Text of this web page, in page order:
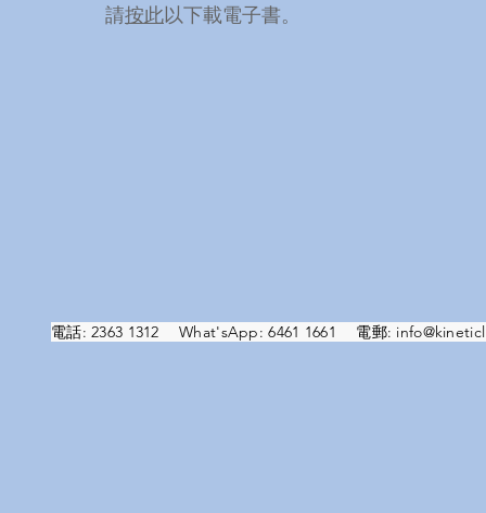
請按此以下載電子書。
電話: 2363 1312 What'sApp: 6461 1661 電郵: